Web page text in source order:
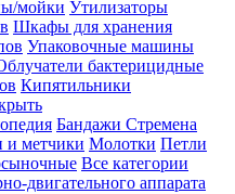
мойки Утилизаторы
Шкафы для хранения
Упаковочные машины
бактерицидные
Кипятильники
Бандажи Стремена
и метчики Молотки Петли
Все категории
двигательного аппарата